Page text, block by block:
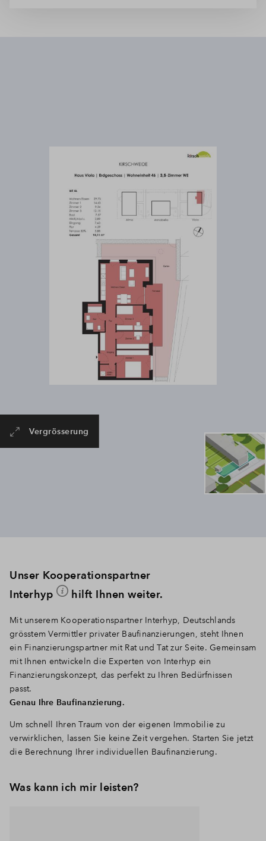
Vergrösserung
des Service zu, um diese Inhalte anzuzeigen.
Mehr Informationen
Powered by
Usercentrics Consent Management
Platform
Unser Kooperationspartner
Interhyp
hilft Ihnen weiter.
Mit unserem Kooperationspartner Interhyp, Deutschlands
grösstem Vermittler privater Baufinanzierungen, steht Ihnen
ein Finanzierungspartner mit Rat und Tat zur Seite. Gemeinsam
mit Ihnen entwickeln die Experten von Interhyp ein
Finanzierungskonzept, das perfekt zu Ihren Bedürfnissen
passt.
Genau Ihre Baufinanzierung.
Um schnell Ihren Traum von der eigenen Immobilie zu
verwirklichen, lassen Sie keine Zeit vergehen. Starten Sie jetzt
die Berechnung Ihrer individuellen Baufinanzierung.
Was kann ich mir leisten?